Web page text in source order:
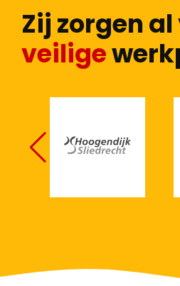
Zij zorgen
veilige